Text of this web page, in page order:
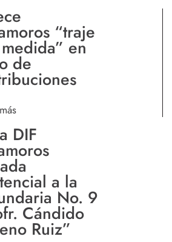
“traje
en
de
DIF
a la
No. 9
Cándido
Ruiz”